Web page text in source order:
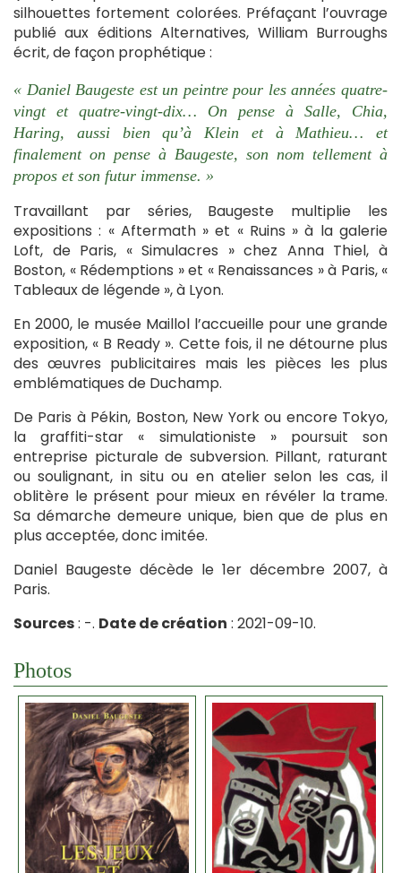
silhouettes fortement colorées. Préfaçant l’ouvrage
publié aux éditions Alternatives, William Burroughs
écrit, de façon prophétique :
« Daniel Baugeste est un peintre pour les années quatre-
vingt et quatre-vingt-dix… On pense à Salle, Chia,
Haring, aussi bien qu’à Klein et à Mathieu… et
finalement on pense à Baugeste, son nom tellement à
propos et son futur immense. »
Travaillant par séries, Baugeste multiplie les
expositions : « Aftermath » et « Ruins » à la galerie
Loft, de Paris, « Simulacres » chez Anna Thiel, à
Boston, « Rédemptions » et « Renaissances » à Paris, «
Tableaux de légende », à Lyon.
En 2000, le musée Maillol l’accueille pour une grande
exposition, « B Ready ». Cette fois, il ne détourne plus
des œuvres publicitaires mais les pièces les plus
emblématiques de Duchamp.
De Paris à Pékin, Boston, New York ou encore Tokyo,
la graffiti-star « simulationiste » poursuit son
entreprise picturale de subversion. Pillant, raturant
ou soulignant, in situ ou en atelier selon les cas, il
oblitère le présent pour mieux en révéler la trame.
Sa démarche demeure unique, bien que de plus en
plus acceptée, donc imitée.
Daniel Baugeste décède le 1er décembre 2007, à
Paris.
Sources: -. Date de création : 2021-09-10.
Photos